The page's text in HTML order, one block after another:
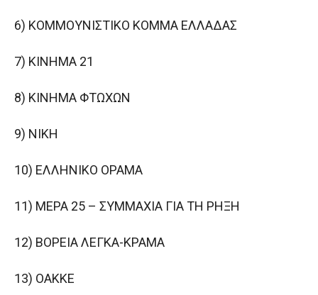
6) ΚΟΜΜΟΥΝΙΣΤΙΚΟ ΚΟΜΜΑ ΕΛΛΑΔΑΣ
7) ΚΙΝΗΜΑ 21
8) ΚΙΝΗΜΑ ΦΤΩΧΩΝ
9) ΝΙΚΗ
10) ΕΛΛΗΝΙΚΟ ΟΡΑΜΑ
11) ΜΕΡΑ 25 – ΣΥΜΜΑΧΙΑ ΓΙΑ ΤΗ ΡΗΞΗ
12) ΒΟΡΕΙΑ ΛΕΓΚΑ-ΚΡΑΜΑ
13) ΟΑΚΚΕ